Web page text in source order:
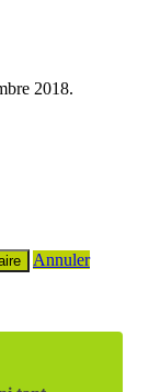
2018.
Annuler